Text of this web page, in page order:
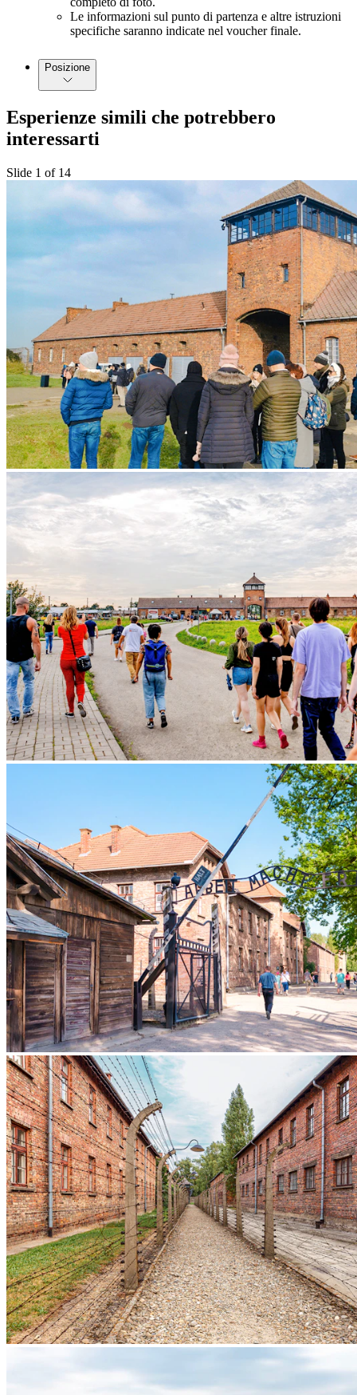
Le informazioni sul punto di partenza e altre istruzioni
specifiche saranno indicate nel voucher finale.
Posizione
Esperienze simili che potrebbero
interessarti
Slide 1 of 14